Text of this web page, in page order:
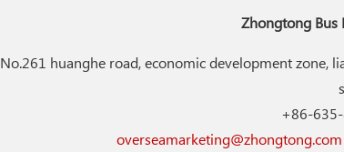
Zhongtong Bus
No.261 huanghe road, economic development zone,
+86-
overseamarketing@zhongtong.com